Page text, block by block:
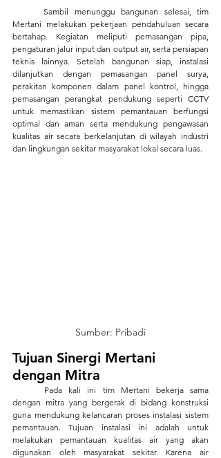
	Sambil menunggu bangunan selesai, tim
Mertani melakukan pekerjaan pendahuluan secara
bertahap. Kegiatan meliputi pemasangan pipa,
pengaturan jalur input dan output air, serta persiapan
teknis lainnya. Setelah bangunan siap, instalasi
dilanjutkan dengan pemasangan panel surya,
perakitan komponen dalam panel kontrol, hingga
pemasangan perangkat pendukung seperti CCTV
untuk memastikan sistem pemantauan berfungsi
optimal dan aman serta mendukung pengawasan
kualitas air secara berkelanjutan di wilayah industri
dan lingkungan sekitar masyarakat lokal secara luas.
Sumber: Pribadi
Tujuan Sinergi Mertani
dengan Mitra
dengan mitra yang bergerak di bidang konstruksi
guna mendukung kelancaran proses instalasi sistem
pemantauan. Tujuan instalasi ini adalah untuk
melakukan pemantauan kualitas air yang akan
digunakan oleh masyarakat sekitar. Karena air